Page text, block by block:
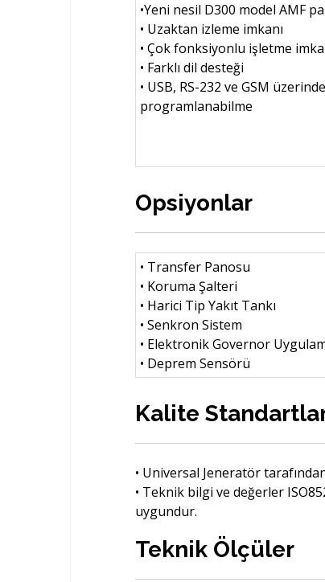
•Yeni nesil D300 model AMF
• Uzaktan izleme imkanı
• Çok fonksiyonlu işletme
• Farklı dil desteği
• USB, RS-232 ve GSM
programlanabilme
Opsiyonlar
• Transfer Panosu
• Koruma Şalteri
• Harici Tip Yakıt Tankı
• Senkron Sistem
• Elektronik Governor
• Deprem Sensörü
Kalite
• Universal Jeneratör
• Teknik bilgi ve değerler
uygundur.
Teknik Ölçüler